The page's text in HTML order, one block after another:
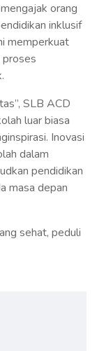
orang
inklusif
memperkuat
proses
SLB ACD
luar biasa
Inovasi
dalam
pendidikan
masa depan
sehat, peduli